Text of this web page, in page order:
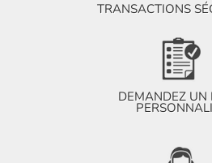
TRANSACTIONS
DEMANDEZ UN